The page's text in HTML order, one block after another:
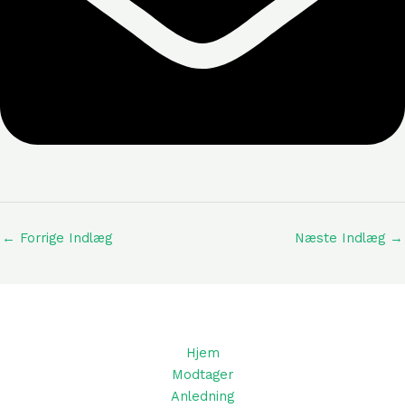
← Forrige Indlæg Næste Indlæg →
Hjem
Modtager
Anledning